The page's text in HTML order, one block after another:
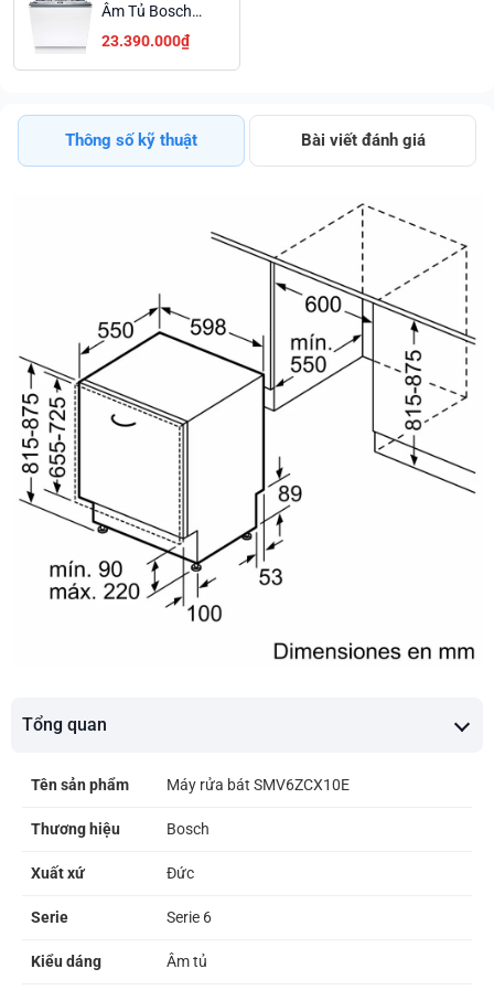
Âm Tủ Bosch
SMV6ZCX10E
Serie 6 Giá Ưu
23.390.000₫
Thông số kỹ thuật Bài viết đánh giá
Tổng quan
Tên sản phẩm Máy rửa bát SMV6ZCX10E
Thương hiệu Bosch
Xuất xứ Đức
Serie Serie 6
Kiểu dáng Âm tủ